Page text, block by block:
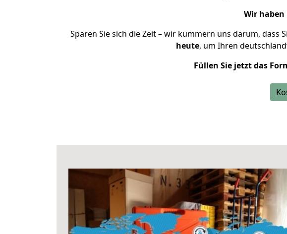
Wir haben
Sparen Sie sich die Zeit – wir kümmern uns darum, dass
heute, um Ihren
Füllen Sie jetzt das